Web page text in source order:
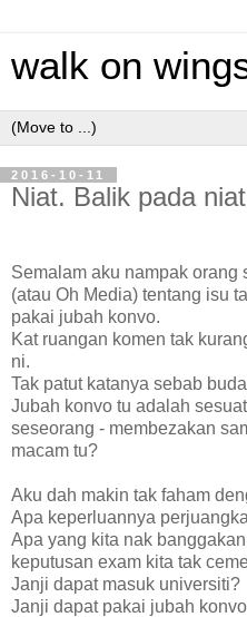
walk on
2016-10-11
Niat. Balik pada
Semalam aku nampak orang
(atau Oh Media) tentang isu
pakai jubah konvo.
Kat ruangan komen tak
ni.
Tak patut katanya sebab
Jubah konvo tu adalah
seseorang - membezakan
macam tu?
Aku dah makin tak faham
Apa keperluannya
Apa yang kita nak
keputusan exam kita tak
Janji dapat masuk universiti?
Janji dapat pakai jubah